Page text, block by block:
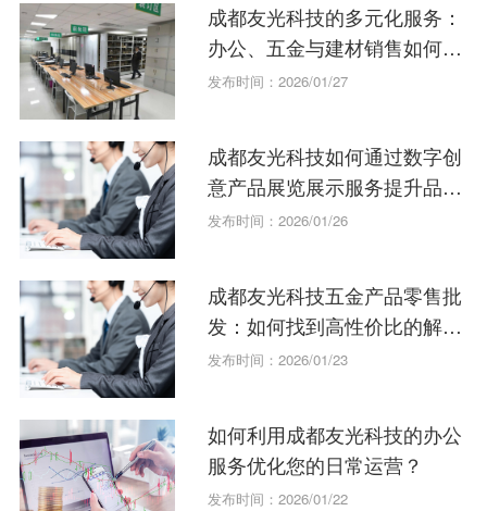
成都友光科技的多元化服务：
办公、五金与建材销售如何一
站式解决需求？
发布时间：2026/01/27
成都友光科技如何通过数字创
意产品展览展示服务提升品牌
影响力？
发布时间：2026/01/26
成都友光科技五金产品零售批
发：如何找到高性价比的解决
方案？
发布时间：2026/01/23
如何利用成都友光科技的办公
服务优化您的日常运营？
发布时间：2026/01/22